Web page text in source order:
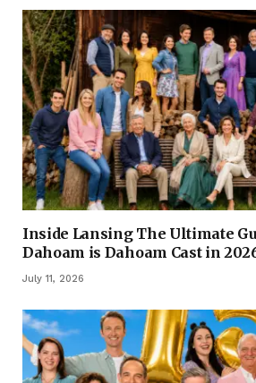
Inside Lansing The Ultimate
Dahoam is Dahoam Cast in
July 11, 2026